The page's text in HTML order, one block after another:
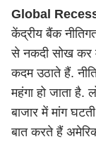
Global
केंद्रीय बैंक
से नकदी सोख कर
कदम उठाते हैं.
महंगा हो जाता
बाजार में मांग
बात करते हैं